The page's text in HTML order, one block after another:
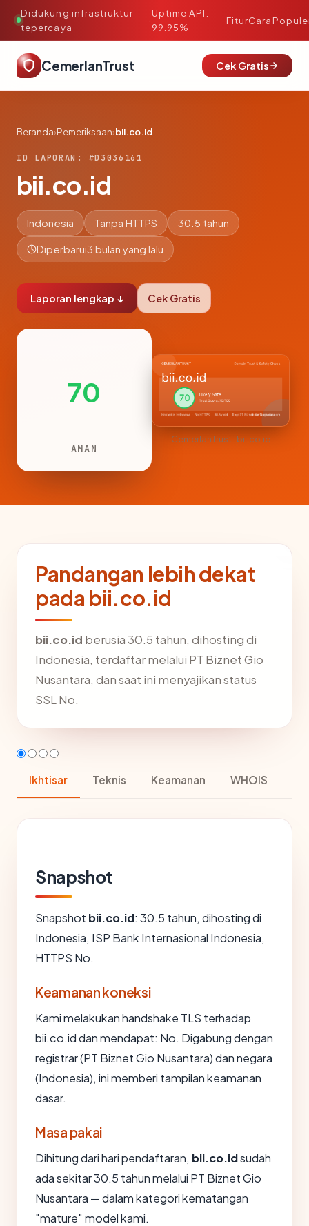
Didukung infrastruktur
tepercaya
·
Uptime API:
99.95%
FiturCara
CemerlanTrust Cek Gratis
Beranda›Pemeriksaan›bii.co.id
ID LAPORAN: #D3036161
bii.co.id
Indonesia Tanpa HTTPS 30.5 tahun
Diperbarui3 bulan yang lalu
Laporan lengkap ↓ Cek Gratis
70
AMAN
CemerlanTrust · bii.co.id
Pandangan lebih dekat
pada bii.co.id
bii.co.id berusia 30.5 tahun, dihosting di
Indonesia, terdaftar melalui PT Biznet Gio
Nusantara, dan saat ini menyajikan status
SSL No.
Ikhtisar Teknis Keamanan WHOIS
Snapshot
Snapshot bii.co.id: 30.5 tahun, dihosting di
Indonesia, ISP Bank Internasional Indonesia,
HTTPS No.
Keamanan koneksi
Kami melakukan handshake TLS terhadap
bii.co.id dan mendapat: No. Digabung dengan
registrar (PT Biznet Gio Nusantara) dan negara
(Indonesia), ini memberi tampilan keamanan
dasar.
Masa pakai
Dihitung dari hari pendaftaran, bii.co.idsudah
ada sekitar 30.5 tahun melalui PT Biznet Gio
Nusantara — dalam kategori kematangan
"mature" model kami.